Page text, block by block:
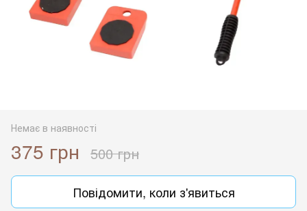
Немає в наявності
375 грн 500 грн
Повідомити, коли з'явиться